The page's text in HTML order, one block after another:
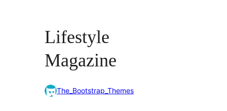
Lifestyle
Magazine
The_Bootstrap_Themes